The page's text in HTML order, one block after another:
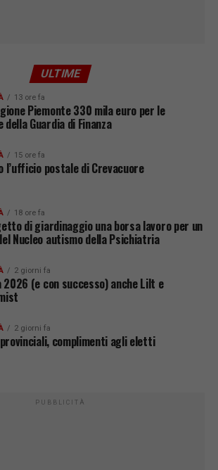
ULTIME
13 ore fa
Piemonte 330 mila euro per le
della Guardia di Finanza
15 ore fa
l’ufficio postale di Crevacuore
18 ore fa
di giardinaggio una borsa lavoro per un
Nucleo autismo della Psichiatria
2 giorni fa
2026 (e con successo) anche Lilt e
2 giorni fa
complimenti agli eletti
PUBBLICITÀ